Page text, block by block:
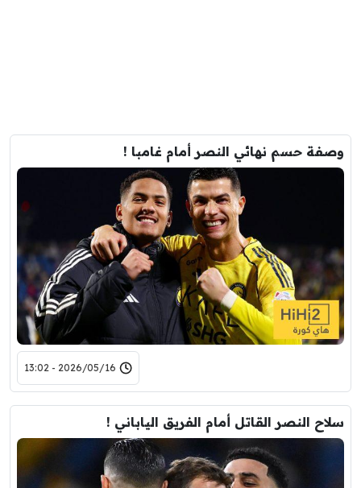
وصفة حسم نهائي النصر أمام غامبا !
2026/05/16 - 13:02
سلاح النصر القاتل أمام الفريق الياباني !